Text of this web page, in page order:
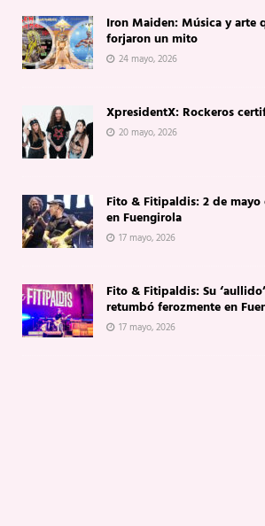
Iron Maiden: Música y arte
forjaron un mito
24 mayo, 2026
XpresidentX: Rockeros
20 mayo, 2026
Fito & Fitipaldis: 2 de mayo
en Fuengirola
17 mayo, 2026
Fito & Fitipaldis: Su ‘aullido’
retumbó ferozmente en
17 mayo, 2026